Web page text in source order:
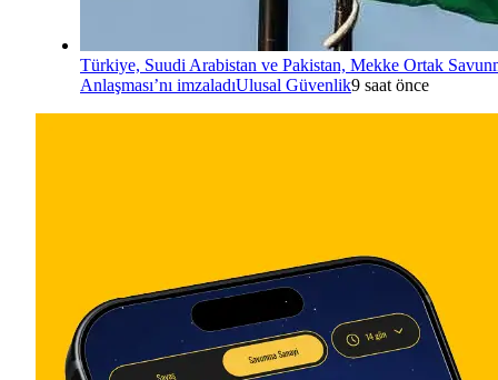
Türkiye, Suudi Arabistan ve Pakistan, Mekke Ortak
Anlaşması’nı imzaladıUlusal Güvenlik9 saat önce